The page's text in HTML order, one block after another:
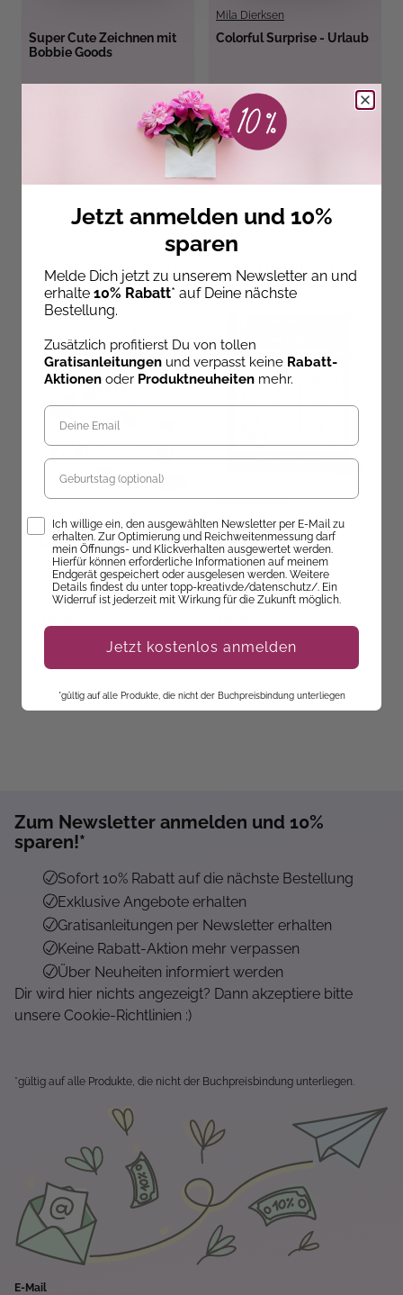
Super Cute Zeichnen mit
Bobbie Goods
Mila Dierksen
Colorful Surprise - Urlaub
Sofort Lieferbar
13,99 €
Entdecke unsere Neuheiten!
Doerthe Eisterlehner
Lovely Lanyards häkeln
Sofort Lieferbar
Beate Winkler
Das große Zentangle-
Buch 2
Ab dem 09.10.26
versandbereit
Zum Newsletter anmelden und 10%
sparen!*
Sofort 10% Rabatt auf die nächste Bestellung
Exklusive Angebote erhalten
Gratisanleitungen per Newsletter erhalten
Keine Rabatt-Aktion mehr verpassen
Über Neuheiten informiert werden
Dir wird hier nichts angezeigt? Dann akzeptiere bitte
unsere Cookie-Richtlinien :)
*gültig auf alle Produkte, die nicht der Buchpreisbindung unterliegen.
E-Mail
Jetzt anmelden und 10%
sparen
Melde Dich jetzt zu unserem Newsletter an und
erhalte 10% Rabatt* auf Deine nächste
Bestellung.
Zusätzlich profitierst Du von tollen
Gratisanleitungen und verpasst keine Rabatt-
Aktionen oder Produktneuheiten mehr.
Geburtstag
Opt-InIch willige ein, den ausgewählten Newsletter per E-Mail zu
erhalten. Zur Optimierung und Reichweitenmessung darf
mein Öffnungs- und Klickverhalten ausgewertet werden.
Hierfür können erforderliche Informationen auf meinem
Endgerät gespeichert oder ausgelesen werden. Weitere
Details findest du unter topp-kreativ.de/datenschutz/. Ein
Widerruf ist jederzeit mit Wirkung für die Zukunft möglich.
Jetzt kostenlos anmelden
*gültig auf alle Produkte, die nicht der Buchpreisbindung unterliegen